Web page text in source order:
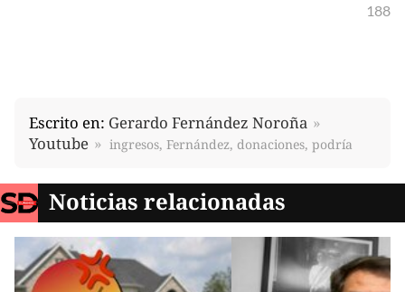
188
Escrito en: Gerardo Fernández Noroña
Youtube
ingresos, Fernández, donaciones, podría
Noticias relacionadas